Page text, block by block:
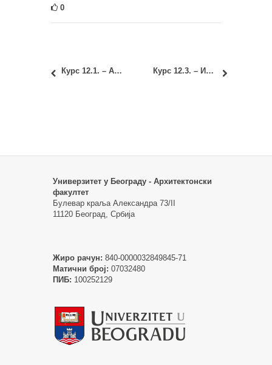
0
Курс 12.1. – Архитектонске конструкције 2 Курс 12.3. – Инсталације у архитектури
Универзитет у Београду - Архитектонски
факултет
Булевар краља Александра 73/II
11120 Београд, Србија
Жиро рачун: 840-0000032849845-71
Матични број: 07032480
ПИБ: 100252129